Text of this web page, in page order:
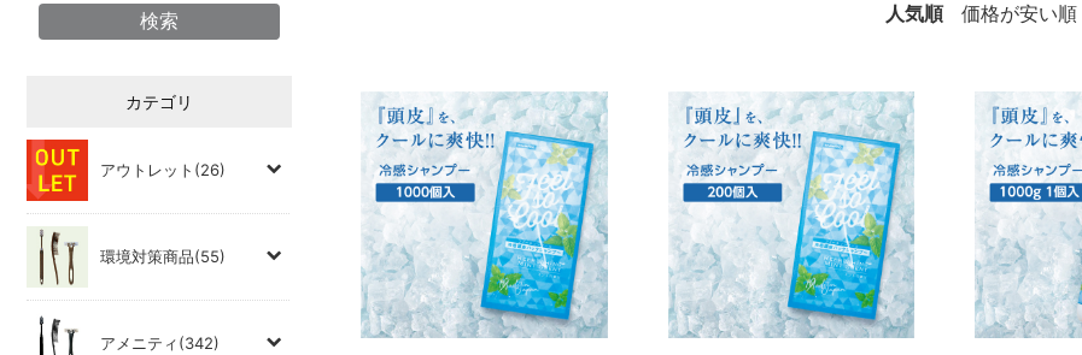
カテゴリ
アウトレット(26)
環境対策商品(55)
アメニティ(342)
人気順 価格が安い順